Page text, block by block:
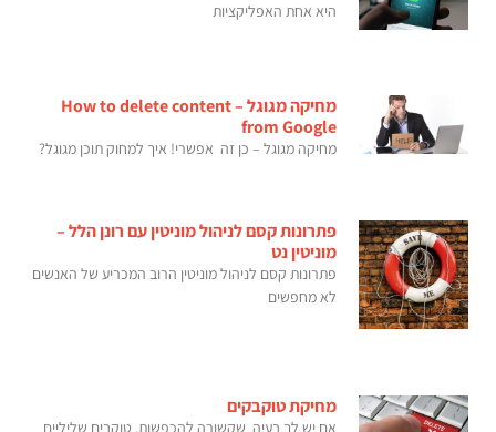
היא אחת האפליקציות
מחיקה מגוגל – How to delete content
from Google
מחיקה מגוגל – כן זה אפשרי! איך למחוק תוכן מגוגל?
פתרונות קסם לניהול מוניטין עם רונן הלל –
מוניטין נט
פתרונות קסם לניהול מוניטין הרוב המכריע של האנשים
לא מחפשים
מחיקת טוקבקים
אם יש לך בעיה שקשורה להכפשות, טוקבים שליליים